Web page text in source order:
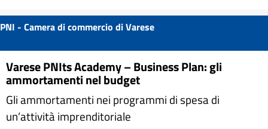
PNI - Camera di commercio di Varese
Varese PNIts Academy – Business Plan: gli
ammortamenti nel budget
Gli ammortamenti nei programmi di spesa di
un’attività imprenditoriale